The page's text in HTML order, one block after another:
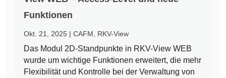
Funktionen
Okt. 21, 2025 |CAFM RKV-View
Das Modul 2D-Standpunkte in RKV-View WEB
wurde um wichtige Funktionen erweitert, die mehr
Flexibilität und Kontrolle bei der Verwaltung von